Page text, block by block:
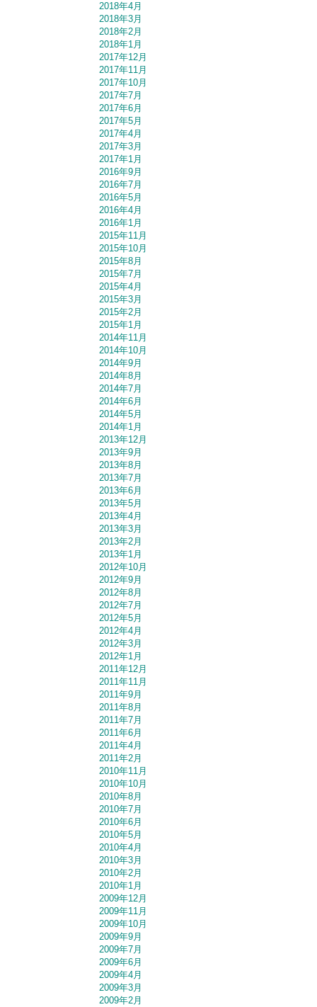
2018年4月
2018年3月
2018年2月
2018年1月
2017年12月
2017年11月
2017年10月
2017年7月
2017年6月
2017年5月
2017年4月
2017年3月
2017年1月
2016年9月
2016年7月
2016年5月
2016年4月
2016年1月
2015年11月
2015年10月
2015年8月
2015年7月
2015年4月
2015年3月
2015年2月
2015年1月
2014年11月
2014年10月
2014年9月
2014年8月
2014年7月
2014年6月
2014年5月
2014年1月
2013年12月
2013年9月
2013年8月
2013年7月
2013年6月
2013年5月
2013年4月
2013年3月
2013年2月
2013年1月
2012年10月
2012年9月
2012年8月
2012年7月
2012年5月
2012年4月
2012年3月
2012年1月
2011年12月
2011年11月
2011年9月
2011年8月
2011年7月
2011年6月
2011年4月
2011年2月
2010年11月
2010年10月
2010年8月
2010年7月
2010年6月
2010年5月
2010年4月
2010年3月
2010年2月
2010年1月
2009年12月
2009年11月
2009年10月
2009年9月
2009年7月
2009年6月
2009年4月
2009年3月
2009年2月